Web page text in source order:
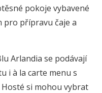
pokoje vybavené
pro přípravu čaje a
Arlandia se podávají
i à la carte menu s
si mohou vybrat